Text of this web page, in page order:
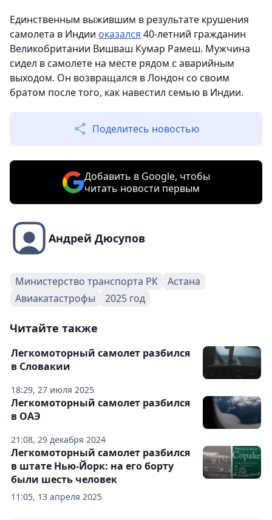
Единственным выжившим в результате крушения
самолета в Индии оказался 40-летний гражданин
Великобритании Вишваш Кумар Рамеш. Мужчина
сидел в самолете на месте рядом с аварийным
выходом. Он возвращался в Лондон со своим
братом после того, как навестил семью в Индии.
Поделитесь новостью
Добавить в Google, чтобы
читать новости первым
Андрей Дюсупов
Министерство транспорта РК
Астана
Авиакатастрофы
2025 год
Читайте также
18:29, 27 июля 2025
Легкомоторный самолет разбился
в Словакии
21:08, 29 декабря 2024
Легкомоторный самолет разбился
в ОАЭ
11:05, 13 апреля 2025
Легкомоторный самолет разбился
в штате Нью-Йорк: на его борту
были шесть человек